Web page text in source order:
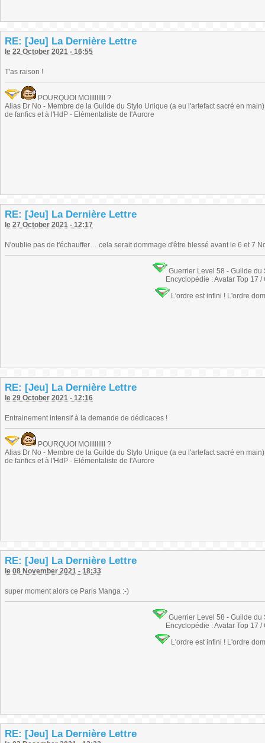
RE: [Jeu] La Dernière Lettre
le 22 October 2021 - 16:55
T'as raison !
POURQUOI MOIIIIIIIII ?
Alias Dr No - Membre de la Guilde du Stylo Unique (a eu l'artefact sacré en
de fanfics et à l'HdP - Elémentaliste de l'Aurore
RE: [Jeu] La Dernière Lettre
le 27 October 2021 - 12:17
N'oublie pas de t'échauffer… cela serait dommage d'être blessé avant le 6 et 7
Guerrier Level 58 - Guilde
Encyclopédie : Avatar Top 17 /
L'ordre est infini ! L'ordre
RE: [Jeu] La Dernière Lettre
le 29 October 2021 - 12:16
Entrainement intensif à la demande de dédicaces !
POURQUOI MOIIIIIIIII ?
Alias Dr No - Membre de la Guilde du Stylo Unique (a eu l'artefact sacré en
de fanfics et à l'HdP - Elémentaliste de l'Aurore
RE: [Jeu] La Dernière Lettre
le 08 November 2021 - 18:33
super moment alors ce Paris Manga :-)
Guerrier Level 58 - Guilde
Encyclopédie : Avatar Top 17 /
L'ordre est infini ! L'ordre
RE: [Jeu] La Dernière Lettre